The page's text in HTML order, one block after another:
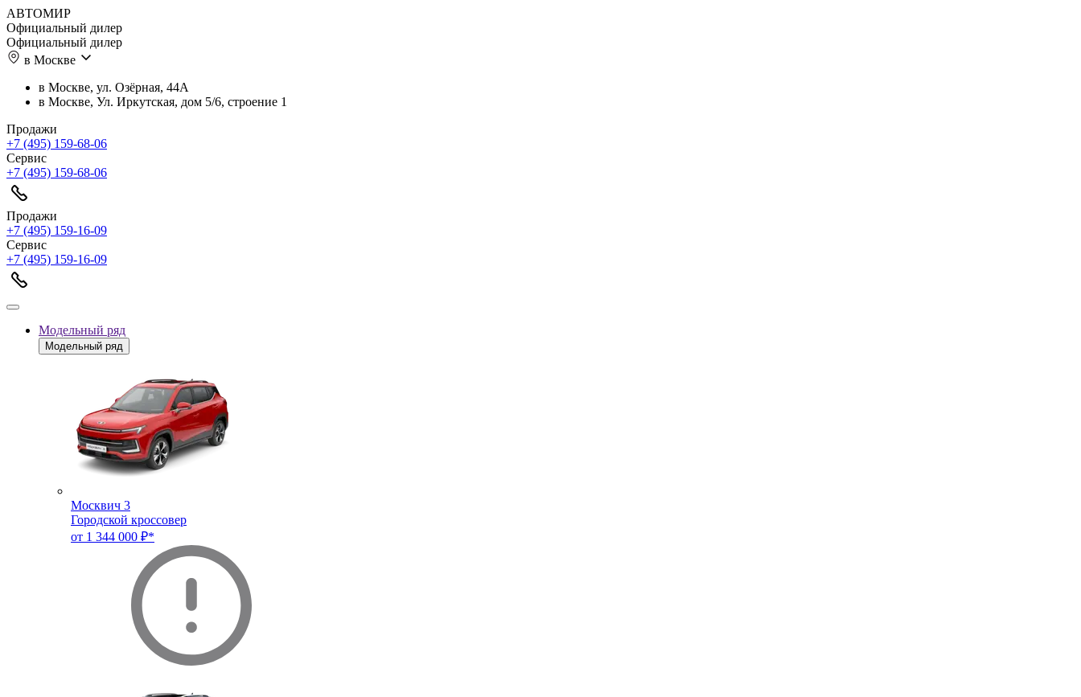
АВТОМИР
Официальный дилер
Официальный дилер
в Москве
в Москве, ул. Озёрная, 44А
в Москве, Ул. Иркутская, дом 5/6, строение 1
Продажи
+7 (495) 159-68-06
Сервис
+7 (495) 159-68-06
Продажи
+7 (495) 159-16-09
Сервис
+7 (495) 159-16-09
Модельный ряд
Модельный ряд
Москвич 3
Городской кроссовер
от 1 344 000 ₽*